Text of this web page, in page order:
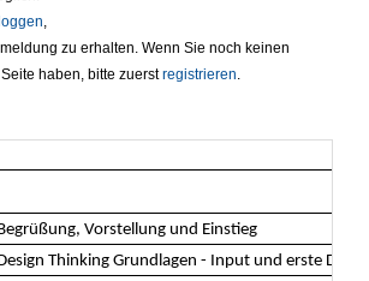
zu erhalten. Wenn Sie noch keinen
haben, bitte zuerstregistrieren
Begrüßung, Vorstellung und Einstieg
Design Thinking Grundlagen - Input und erste